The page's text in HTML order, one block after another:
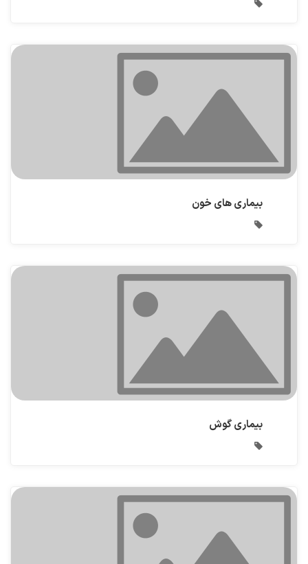
بیماری های خون
بیماری گوش